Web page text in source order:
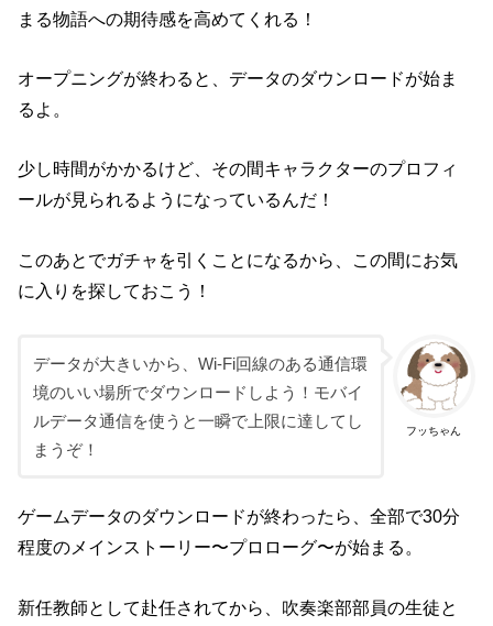
まる物語への期待感を高めてくれる！
オープニングが終わると、データのダウンロードが始ま
るよ。
少し時間がかかるけど、その間キャラクターのプロフィ
ールが見られるようになっているんだ！
このあとでガチャを引くことになるから、この間にお気
に入りを探しておこう！
フッちゃん
データが大きいから、Wi-Fi回線のある通信環
境のいい場所でダウンロードしよう！モバイ
ルデータ通信を使うと一瞬で上限に達してし
まうぞ！
ゲームデータのダウンロードが終わったら、全部で30分
程度のメインストーリー〜プロローグ〜が始まる。
新任教師として赴任されてから、吹奏楽部部員の生徒と